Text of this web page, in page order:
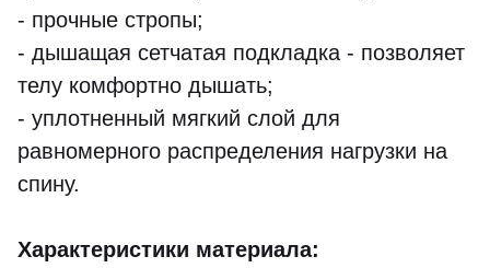
- прочные стропы;
- дышащая сетчатая подкладка - позволяет
телу комфортно дышать;
- уплотненный мягкий слой для
равномерного распределения нагрузки на
спину.
Характеристики материала: